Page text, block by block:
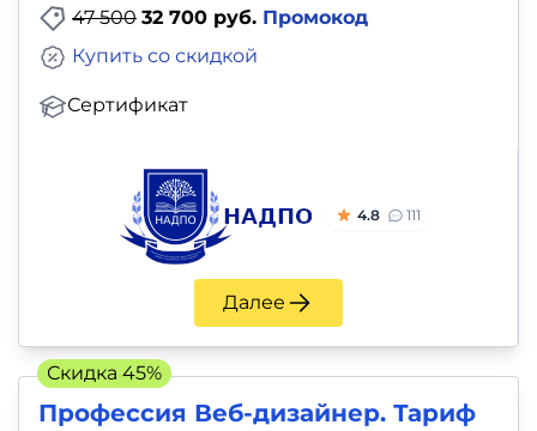
47 500 32 700 руб. Промокод
Сертификат
Купить со скидкой
4.8 111
Далее
Профессия Веб-дизайнер. Тариф
Скидка 45%